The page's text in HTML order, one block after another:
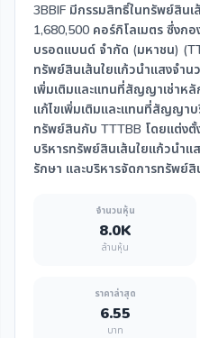
3BBIF มีกรรมสิทธิ์ในทรัพย์สิน
1,680,500 คอร์กิโลเมตร ซึ่งก
บรอดแบนด์ จำกัด (มหาชน)
ทรัพย์สินเส้นใยแก้วนำแสงจำ
เพิ่มเติมและแทนที่สัญญาเช่าห
แก้ไขเพิ่มเติมและแทนที่สัญญาบ
ทรัพย์สินกับ TTTBB โดยแต่งตั้
บริหารทรัพย์สินเส้นใยแก้วนำแ
รักษา และบริหารจัดการทรัพย์
จำนวนหุ้น
8.0K
ล้านหุ้น
ราคาล่าสุด
6.55
บาท